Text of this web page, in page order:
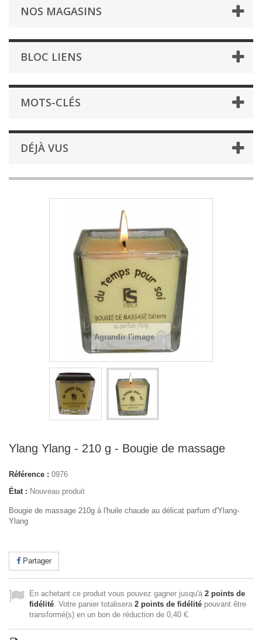
NOS MAGASINS
BLOC LIENS
MOTS-CLÉS
DÉJÀ VUS
Agrandir l'image
Ylang Ylang - 210 g - Bougie de massage
Référence : 0976
État : Nouveau produit
Bougie de massage 210g à l'huile chaude au délicat parfum d'Ylang-
Ylang
Partager
En achetant ce produit vous pouvez gagner jusqu'à 2 points de
fidélité. Votre panier totalisera 2 points de fidélité pouvant être
transformé(s) en un bon de réduction de 0,40 €.